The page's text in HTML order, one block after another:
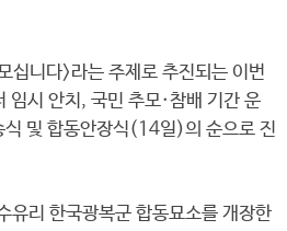
십니다>라는 주제로 추진되는 이번
임시 안치, 국민 추모·참배 기간 운
및 합동안장식(14일)의 순으로 진
유리 한국광복군 합동묘소를 개장한